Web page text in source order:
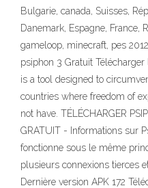
Bulgarie, canada, Suisses,
Danemark, Espagne, France,
gameloop, minecraft, pes
psiphon 3 Gratuit
is a tool designed to
countries where freedom of
not have. TÉLÉCHARGER
GRATUIT - Informations sur
fonctionne sous le même
plusieurs connexions tierces
Dernière version APK 172